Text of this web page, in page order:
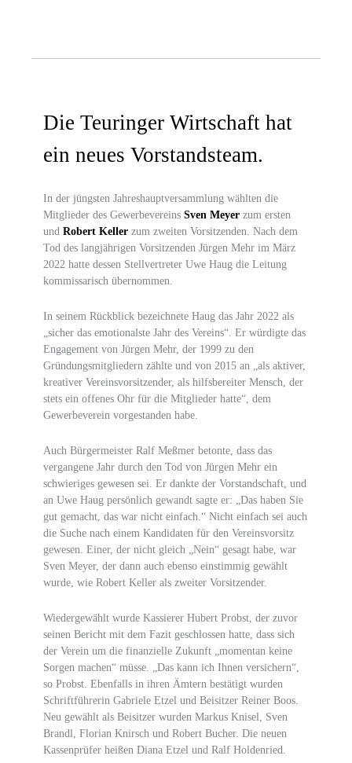
Die Teuringer Wirtschaft hat
ein neues Vorstandsteam.
In der jüngsten Jahreshauptversammlung wählten die
Mitglieder des Gewerbevereins Sven Meyer zum ersten
und Robert Keller zum zweiten Vorsitzenden. Nach dem
Tod des langjährigen Vorsitzenden Jürgen Mehr im März
2022 hatte dessen Stellvertreter Uwe Haug die Leitung
kommissarisch übernommen.
In seinem Rückblick bezeichnete Haug das Jahr 2022 als
„sicher das emotionalste Jahr des Vereins“. Er würdigte das
Engagement von Jürgen Mehr, der 1999 zu den
Gründungsmitgliedern zählte und von 2015 an „als aktiver,
kreativer Vereinsvorsitzender, als hilfsbereiter Mensch, der
stets ein offenes Ohr für die Mitglieder hatte“, dem
Gewerbeverein vorgestanden habe.
Auch Bürgermeister Ralf Meßmer betonte, dass das
vergangene Jahr durch den Tod von Jürgen Mehr ein
schwieriges gewesen sei. Er dankte der Vorstandschaft, und
an Uwe Haug persönlich gewandt sagte er: „Das haben Sie
gut gemacht, das war nicht einfach.“ Nicht einfach sei auch
die Suche nach einem Kandidaten für den Vereinsvorsitz
gewesen. Einer, der nicht gleich „Nein“ gesagt habe, war
Sven Meyer, der dann auch ebenso einstimmig gewählt
wurde, wie Robert Keller als zweiter Vorsitzender.
Wiedergewählt wurde Kassierer Hubert Probst, der zuvor
seinen Bericht mit dem Fazit geschlossen hatte, dass sich
der Verein um die finanzielle Zukunft „momentan keine
Sorgen machen“ müsse. „Das kann ich Ihnen versichern“,
so Probst. Ebenfalls in ihren Ämtern bestätigt wurden
Schriftführerin Gabriele Etzel und Beisitzer Reiner Boos.
Neu gewählt als Beisitzer wurden Markus Knisel, Sven
Brandl, Florian Knirsch und Robert Bucher. Die neuen
Kassenprüfer heißen Diana Etzel und Ralf Holdenried.